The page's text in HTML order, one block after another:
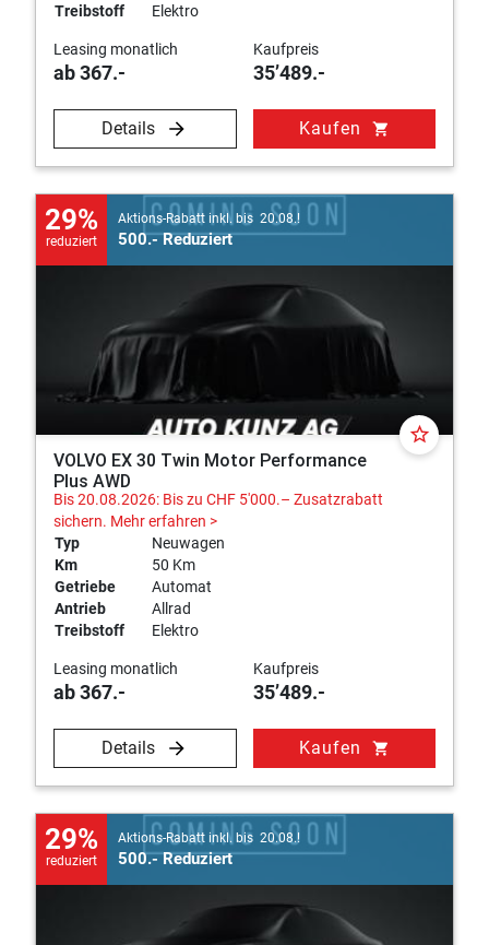
Treibstoff
Elektro
Leasing monatlich
ab 367.-
Kaufpreis
35’489.-
Details Kaufen shopping_cart
29%
reduziert
Aktions-Rabatt inkl. bis 20.08.!
500.- Reduziert
star_border
VOLVO EX 30 Twin Motor Performance
Plus AWD
Bis 20.08.2026: Bis zu CHF 5'000.– Zusatzrabatt
sichern. Mehr erfahren >
Typ
Neuwagen
Km
50 Km
Getriebe
Automat
Antrieb
Allrad
Treibstoff
Elektro
Leasing monatlich
ab 367.-
Kaufpreis
35’489.-
Details Kaufen shopping_cart
29%
reduziert
Aktions-Rabatt inkl. bis 20.08.!
500.- Reduziert